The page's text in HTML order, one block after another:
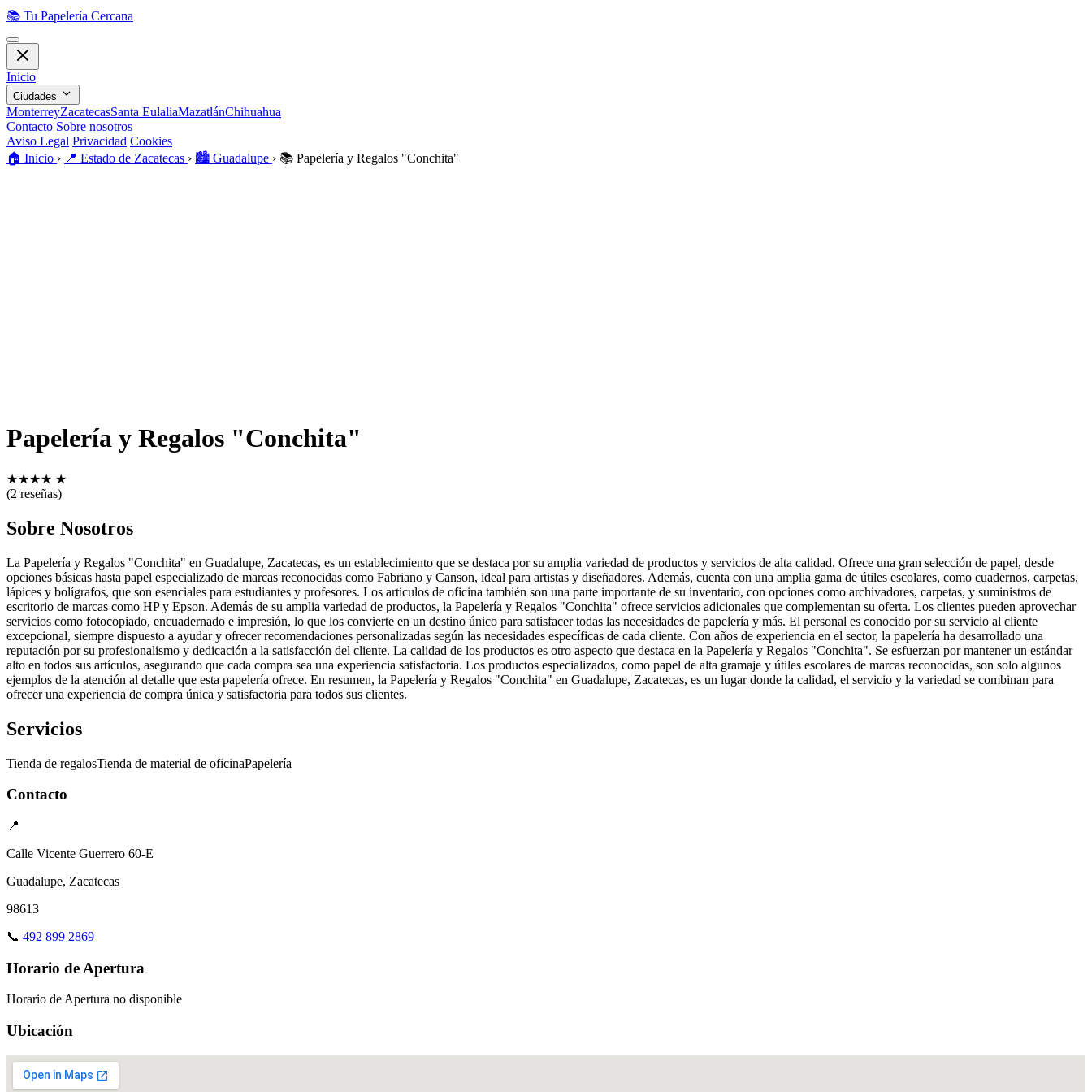
📚 Tu Papelería Cercana
Inicio
Ciudades
MonterreyZacatecasSanta EulaliaMazatlánChihuahua
Contacto Sobre nosotros
Aviso Legal Privacidad Cookies
🏠️ Inicio › 📍 Estado de Zacatecas › 🏙️ Guadalupe › 📚 Papelería y Regalos "Conchita"
Papelería y Regalos "Conchita"
★★★★ ★
(2 reseñas)
Sobre Nosotros
La Papelería y Regalos "Conchita" en Guadalupe, Zacatecas, es un establecimiento que se destaca por su amplia variedad de productos y servicios de alta calidad. Ofrece una gran selección de papel, desde
opciones básicas hasta papel especializado de marcas reconocidas como Fabriano y Canson, ideal para artistas y diseñadores. Además, cuenta con una amplia gama de útiles escolares, como cuadernos, carpetas,
lápices y bolígrafos, que son esenciales para estudiantes y profesores. Los artículos de oficina también son una parte importante de su inventario, con opciones como archivadores, carpetas, y suministros de
escritorio de marcas como HP y Epson. Además de su amplia variedad de productos, la Papelería y Regalos "Conchita" ofrece servicios adicionales que complementan su oferta. Los clientes pueden aprovechar
servicios como fotocopiado, encuadernado e impresión, lo que los convierte en un destino único para satisfacer todas las necesidades de papelería y más. El personal es conocido por su servicio al cliente
excepcional, siempre dispuesto a ayudar y ofrecer recomendaciones personalizadas según las necesidades específicas de cada cliente. Con años de experiencia en el sector, la papelería ha desarrollado una
reputación por su profesionalismo y dedicación a la satisfacción del cliente. La calidad de los productos es otro aspecto que destaca en la Papelería y Regalos "Conchita". Se esfuerzan por mantener un estándar
alto en todos sus artículos, asegurando que cada compra sea una experiencia satisfactoria. Los productos especializados, como papel de alta gramaje y útiles escolares de marcas reconocidas, son solo algunos
ejemplos de la atención al detalle que esta papelería ofrece. En resumen, la Papelería y Regalos "Conchita" en Guadalupe, Zacatecas, es un lugar donde la calidad, el servicio y la variedad se combinan para
ofrecer una experiencia de compra única y satisfactoria para todos sus clientes.
Servicios
Tienda de regalosTienda de material de oficinaPapelería
Contacto
📍
Calle Vicente Guerrero 60-E
Guadalupe, Zacatecas
98613
📞 492 899 2869
Horario de Apertura
Horario de Apertura no disponible
Ubicación